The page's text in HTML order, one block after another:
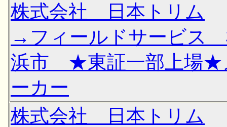
株式会社 日本トリム
→フィールドサービス
浜市 ★東証一部上場★
ーカー
株式会社 日本トリム